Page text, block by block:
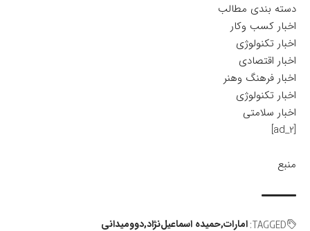
دسته بندی مطالب
اخبار کسب وکار
اخبار تکنولوژی
اخبار اقتصادی
اخبار فرهنگ وهنر
اخبار تکنولوژی
اخبار سلامتی
[ad_2]
منبع
TAGGED: اماراتحمیده اسماعیل‌نژاددوومیدانی